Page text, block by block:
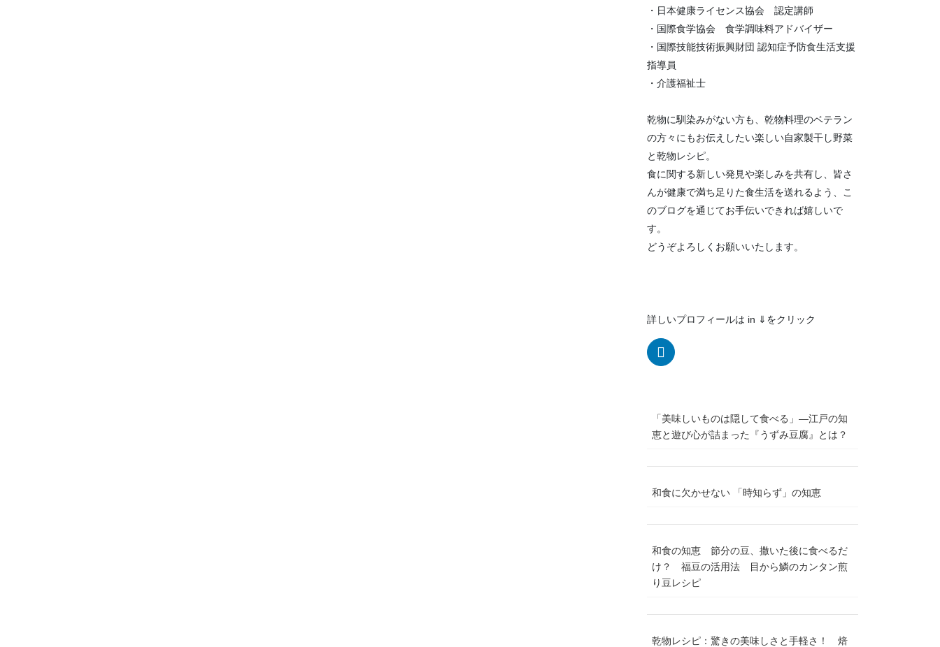
・日本健康ライセンス協会 認定講師
・国際食学協会 食学調味料アドバイザー
・国際技能技術振興財団 認知症予防食生活支援
指導員
・介護福祉士
乾物に馴染みがない方も、乾物料理のベテラン
の方々にもお伝えしたい楽しい自家製干し野菜
と乾物レシピ。
食に関する新しい発見や楽しみを共有し、皆さ
んが健康で満ち足りた食生活を送れるよう、こ
のブログを通じてお手伝いできれば嬉しいで
す。
どうぞよろしくお願いいたします。
詳しいプロフィールは in ⇓をクリック
「美味しいものは隠して食べる」―江戸の知
恵と遊び心が詰まった『うずみ豆腐』とは？
和食に欠かせない 「時知らず」の知恵
和食の知恵 節分の豆、撒いた後に食べるだ
け？ 福豆の活用法 目から鱗のカンタン煎
り豆レシピ
乾物レシピ：驚きの美味しさと手軽さ！ 焙